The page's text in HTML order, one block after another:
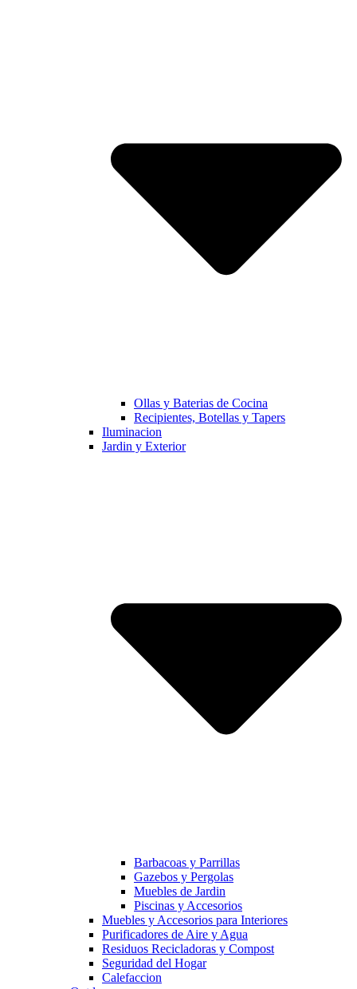
Ollas y Baterias de Cocina
Recipientes, Botellas y Tapers
Iluminacion
Jardin y Exterior
Barbacoas y Parrillas
Gazebos y Pergolas
Muebles de Jardin
Piscinas y Accesorios
Muebles y Accesorios para Interiores
Purificadores de Aire y Agua
Residuos Recicladoras y Compost
Seguridad del Hogar
Calefaccion